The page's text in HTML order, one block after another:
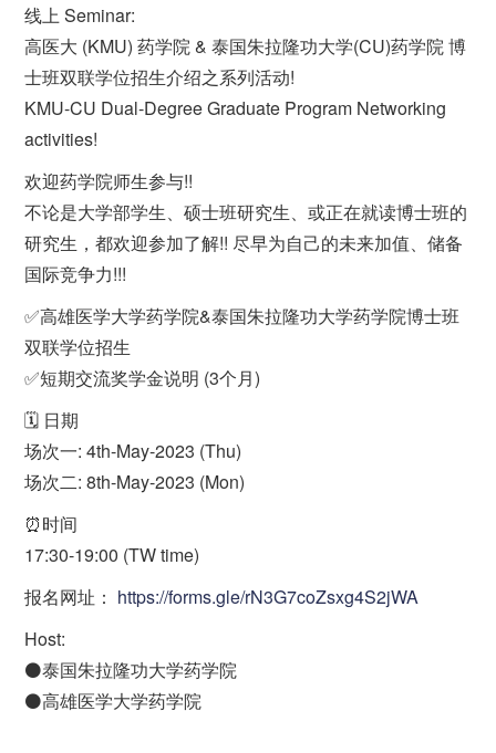
线上 Seminar:
高医大 (KMU) 药学院 & 泰国朱拉隆功大学(CU)药学院 博
士班双联学位招生介绍之系列活动!
KMU-CU Dual-Degree Graduate Program Networking
activities!
欢迎药学院师生参与!!
不论是大学部学生、硕士班研究生、或正在就读博士班的
研究生，都欢迎参加了解!! 尽早为自己的未来加值、储备
国际竞争力!!!
✅高雄医学大学药学院&泰国朱拉隆功大学药学院博士班
双联学位招生
✅短期交流奖学金说明 (3个月)
🗓️ 日期
场次一: 4th-May-2023 (Thu)
场次二: 8th-May-2023 (Mon)
⏰时间
17:30-19:00 (TW time)
报名网址： https://forms.gle/rN3G7coZsxg4S2jWA
Host:
⚫️泰国朱拉隆功大学药学院
⚫️高雄医学大学药学院